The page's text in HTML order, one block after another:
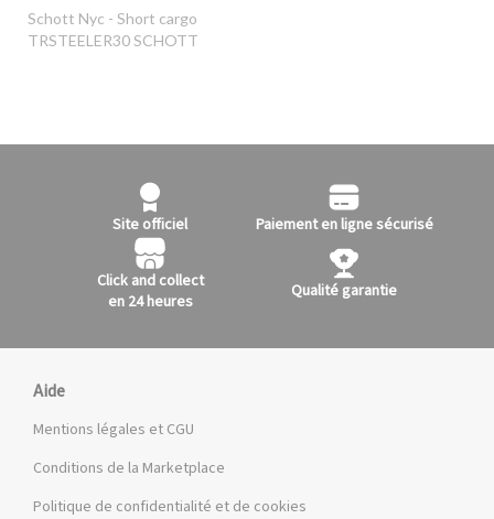
Schott Nyc - Short cargo
TRSTEELER30 SCHOTT
Site officiel Paiement en ligne sécurisé
Click and collect
en 24 heures
Qualité garantie
Aide
Mentions légales et CGU
Conditions de la Marketplace
Politique de confidentialité et de cookies